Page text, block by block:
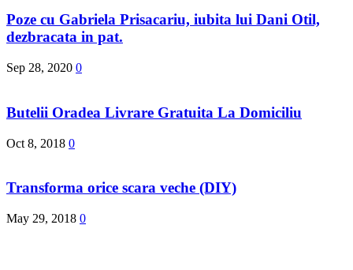
Poze cu Gabriela Prisacariu, iubita lui Dani Otil,
dezbracata in pat.
Sep 28, 2020 0
Butelii Oradea Livrare Gratuita La Domiciliu
Oct 8, 2018 0
Transforma orice scara veche (DIY)
May 29, 2018 0